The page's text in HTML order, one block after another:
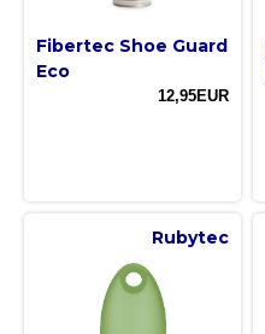
Fibertec Shoe Guard
Eco
12,95EUR
Rubytec